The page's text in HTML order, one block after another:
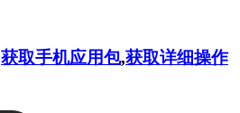
获取手机应用包,获取详细操作